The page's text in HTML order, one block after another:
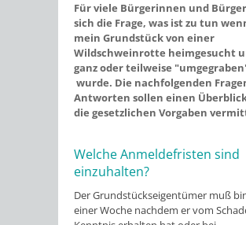
Für viele Bürgerinnen und
sich die Frage, was ist zu tun
mein Grundstück von einer
Wildschweinrotte heimgesucht
ganz oder teilweise
wurde. Die nachfolgenden
Antworten sollen einen
die gesetzlichen Vorgaben
Welche Anmeldefristen sind
einzuhalten?
Der Grundstückseigentümer muß
einer Woche nachdem er vom